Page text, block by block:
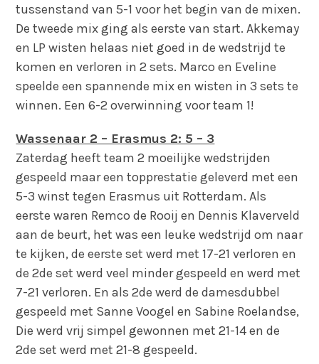
tussenstand van 5-1 voor het begin van de mixen.
De tweede mix ging als eerste van start. Akkemay
en LP wisten helaas niet goed in de wedstrijd te
komen en verloren in 2 sets. Marco en Eveline
speelde een spannende mix en wisten in 3 sets te
winnen. Een 6-2 overwinning voor team 1!
Wassenaar 2 – Erasmus 2: 5 – 3
Zaterdag heeft team 2 moeilijke wedstrijden
gespeeld maar een topprestatie geleverd met een
5-3 winst tegen Erasmus uit Rotterdam. Als
eerste waren Remco de Rooij en Dennis Klaverveld
aan de beurt, het was een leuke wedstrijd om naar
te kijken, de eerste set werd met 17-21 verloren en
de 2de set werd veel minder gespeeld en werd met
7-21 verloren. En als 2de werd de damesdubbel
gespeeld met Sanne Voogel en Sabine Roelandse,
Die werd vrij simpel gewonnen met 21-14 en de
2de set werd met 21-8 gespeeld.